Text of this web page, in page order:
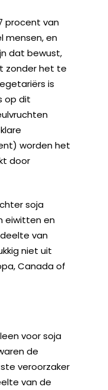
procent van
mensen, en
dat bewust,
zonder het te
is
op dit
worden het
door
soja
eiwitten en
van
niet uit
Canada of
voor soja
de
veroorzaker
van de